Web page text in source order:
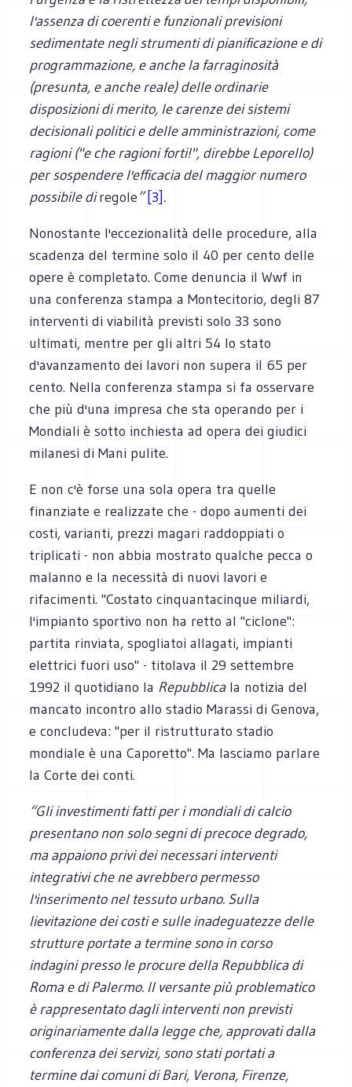
l'assenza di coerenti e funzionali previsioni
sedimentate negli strumenti di pianificazione e di
programmazione, e anche la farraginosità
(presunta, e anche reale) delle ordinarie
disposizioni di merito, le carenze dei sistemi
decisionali politici e delle amministrazioni, come
ragioni ("e che ragioni forti!", direbbe Leporello)
per sospende­re l'efficacia del maggior numero
possibile diregole”[3].
Nonostante l'eccezionalità delle procedure, alla
scadenza del termine solo il 40 per cento delle
opere è completato. Come denuncia il Wwf in
una conferenza stampa a Mon­tecitorio, degli 87
interventi di viabilità previsti solo 33 sono
ultimati, mentre per gli altri 54 lo stato
d'avanzamento dei lavori non supera il 65 per
cento. Nella conferenza stampa si fa osservare
che più d'una impresa che sta operando per i
Mondiali è sotto inchiesta ad opera dei giudici
milanesi di Mani pulite.
E non c'è forse una sola opera tra quelle
finanziate e realizzate che - dopo aumenti dei
costi, varianti, prezzi magari raddoppiati o
triplicati - non abbia mostrato qualche pecca o
malanno e la necessità di nuovi lavori e
rifacimenti. "Costato cinquantacinque miliardi,
l'impianto sportivo non ha retto al "ciclone":
partita rinviata, spogliatoi allagati, impianti
elettrici fuori uso" - titolava il 29 settembre
1992 il quotidiano la Repubblicala notizia del
mancato incontro allo stadio Marassi di Genova,
e concludeva: "per il ristrutturato stadio
mondiale è una Caporetto". Ma lasciamo parlare
la Corte dei conti.
“Gli investimenti fatti per i mondiali di calcio
presentano non solo segni di precoce de­grado,
ma appaiono privi dei necessari interventi
integrativi che ne avrebbero permes­so
l'inserimento nel tessuto urbano. Sulla
lievitazione dei costi e sulle inadeguatezze delle
strutture portate a termine sono in corso
indagini presso le procure della Re­pubblica di
Roma e di Palermo. Il versante più problematico
è rappresentato dagli in­terventi non previsti
originariamente dalla legge che, approvati dalla
conferenza dei servizi, sono stati portati a
termine dai comuni di Bari, Verona, Firenze,